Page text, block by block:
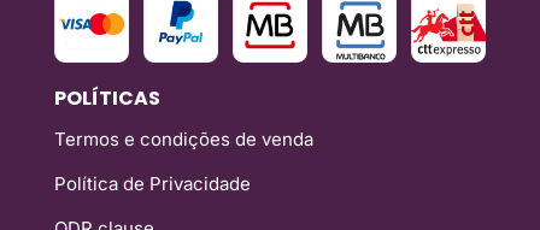
POLÍTICAS
Termos e condições de venda
Política de Privacidade